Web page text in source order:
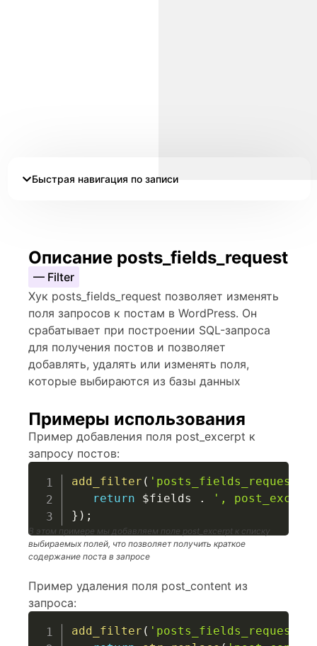
Быстрая навигация по записи
Описание posts_fields_request
— Filter
Хук posts_fields_request позволяет изменять
поля запросов к постам в WordPress. Он
срабатывает при построении SQL-запроса
для получения постов и позволяет
добавлять, удалять или изменять поля,
которые выбираются из базы данных
Примеры использования
Пример добавления поля post_excerpt к
запросу постов:
add_filter ( 'posts_fields_request'
return
$fields .
',
} ) ;
В этом примере мы добавляем поле post_excerpt к списку
выбираемых полей, что позволяет получить краткое
содержание поста в запросе
Пример удаления поля post_content из
запроса:
add_filter ( 'posts_fields_request'